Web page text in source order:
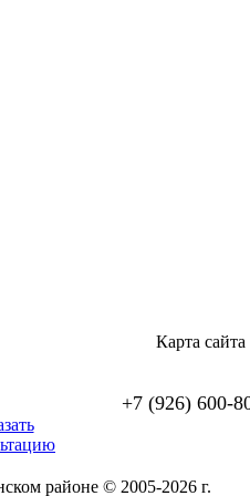
Карта сайта
+7 (926) 600-
районе ©2005-2026 г.